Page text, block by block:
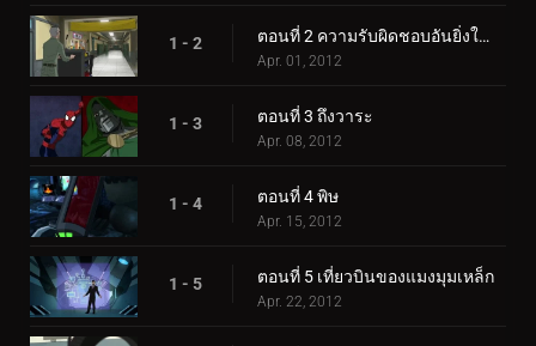
1 - 2 ตอนที่ 2 ความรับผิดชอบอันยิ่งใหญ่
Apr. 01, 2012
1 - 3 ตอนที่ 3 ถึงวาระ
Apr. 08, 2012
1 - 4 ตอนที่ 4 พิษ
Apr. 15, 2012
1 - 5 ตอนที่ 5 เที่ยวบินของแมงมุมเหล็ก
Apr. 22, 2012